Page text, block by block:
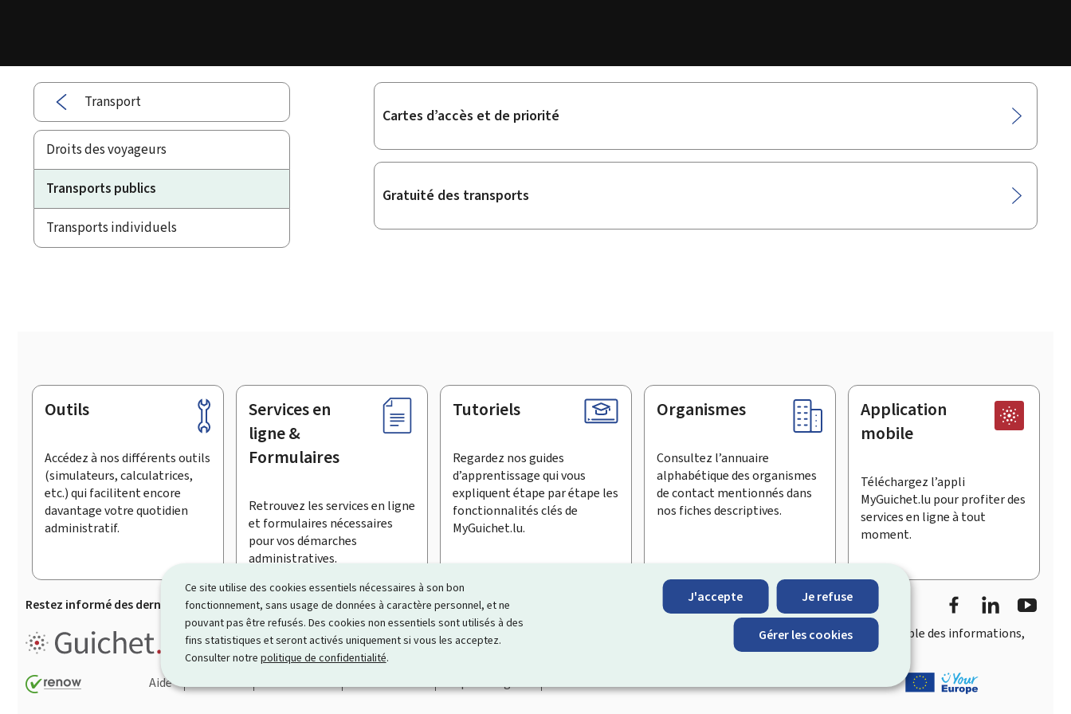
Ce site utilise des cookies essentiels nécessaires à son bon
fonctionnement, sans usage de données à caractère personnel, et ne
pouvant pas être refusés. Des cookies non essentiels sont utilisés à des
fins statistiques et seront activés uniquement si vous les acceptez.
Consulter notre politique de confidentialité.
J'accepte Je refuse
Gérer les cookies
Transport
Droits des voyageurs
Transports publics
Transports individuels
Sous-
Cartes d’accès et de priorité
Gratuité des transports
Pied
page
Outils
Accédez à nos différents outils
(simulateurs, calculatrices,
etc.) qui facilitent encore
davantage votre quotidien
administratif.
Services en
ligne &
Formulaires
Retrouvez les services en ligne
et formulaires nécessaires
pour vos démarches
administratives.
Tutoriels
Regardez nos guides
d’apprentissage qui vous
expliquent étape par étape les
fonctionnalités clés de
MyGuichet.lu.
Organismes
Consultez l’annuaire
alphabétique des organismes
de contact mentionnés dans
nos fiches descriptives.
Application
mobile
Téléchargez l’appli
MyGuichet.lu pour profiter des
services en ligne à tout
moment.
Restez informé des dernières actualités de Guichet.lu S’inscrire à la newsletter
FacebookLinkedIn
Guichet.lu est le portail informationnel qui simplifie vos échanges avec l’État accès rapide et convivial à l’ensemble des informations,
démarches ainsi que services proposés par les administrations et organismes publics luxembourgeois.
Aide